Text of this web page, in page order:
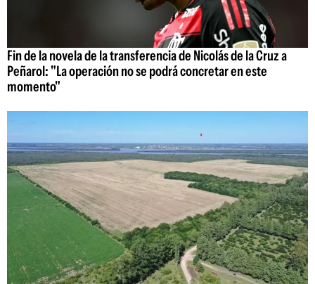
Fin de la novela de la transferencia de Nicolás de la Cruz a
Peñarol: "La operación no se podrá concretar en este
momento"